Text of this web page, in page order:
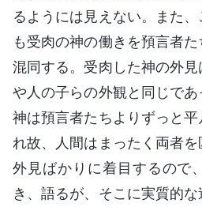
るようには見えない。また
も受肉の神の働きを預言者
混同する。受肉した神の外
や人の子らの外観と同じで
神は預言者たちよりずっと
れ故、人間はまったく両者
外見ばかりに着目するので
き、語るが、そこに実質的